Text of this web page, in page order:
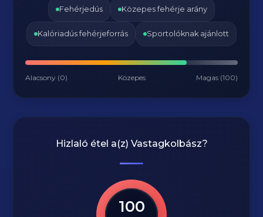
Fehérjedús Közepes fehérje arány
Kalóriadús fehérjeforrás Sportolóknak ajánlott
Alacsony (0) Közepes Magas (100)
Hizlaló étel a(z) Vastagkolbász?
100